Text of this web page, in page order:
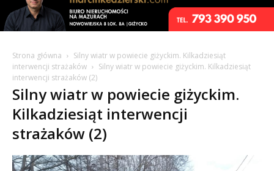
Strona główna
Silny wiatr w powiecie giżyckim. Kilkadziesiąt
interwencji strażaków
Silny wiatr w powiecie giżyckim. Kilkadziesiąt
interwencji strażaków (2)
Silny wiatr w powiecie giżyckim.
Kilkadziesiąt interwencji
strażaków (2)